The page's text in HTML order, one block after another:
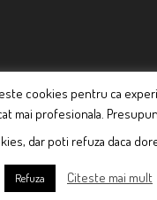
2015 Parte a Imperiului
cookies pentru ca
mai profesionala.
dar poti refuza daca
Refuza Citeste mai mult